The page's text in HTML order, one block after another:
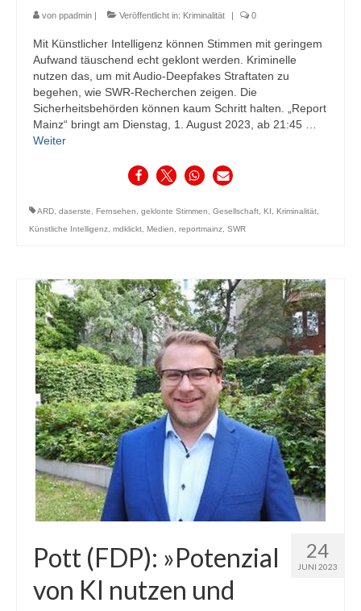
von ppadmin | Veröffentlicht in: Kriminalität | 0
Mit Künstlicher Intelligenz können Stimmen mit geringem
Aufwand täuschend echt geklont werden. Kriminelle
nutzen das, um mit Audio-Deepfakes Straftaten zu
begehen, wie SWR-Recherchen zeigen. Die
Sicherheitsbehörden können kaum Schritt halten. „Report
Mainz“ bringt am Dienstag, 1. August 2023, ab 21:45 …
Weiter
ARD daserste Fernsehen geklonte Stimmen Gesellschaft KI Kriminalität
Künstliche Intelligenz mdklickt Medien reportmainz SWR
24
JUNI 2023
Pott (FDP): »Potenzial
von KI nutzen und